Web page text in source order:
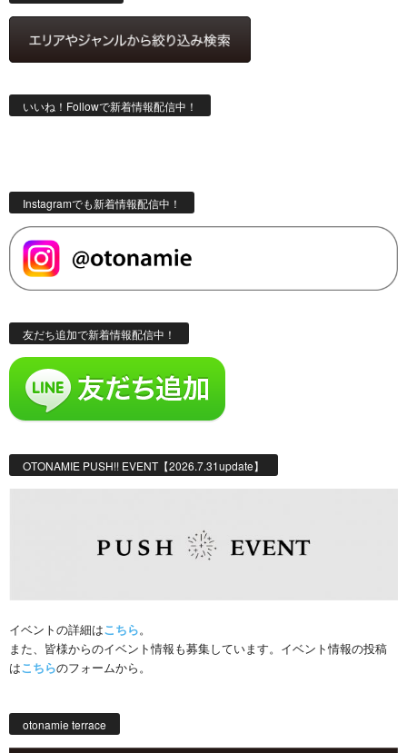
いいね！Followで新着情報配信中！
Instagramでも新着情報配信中！
友だち追加で新着情報配信中！
OTONAMIE PUSH!! EVENT【2026.7.31update】
イベントの詳細はこちら。
また、皆様からのイベント情報も募集しています。イベント情報の投稿
はこちらのフォームから。
otonamie terrace